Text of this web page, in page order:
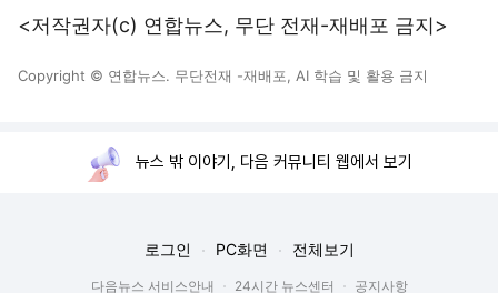
<저작권자(c) 연합뉴스, 무단 전재-재배포 금지>
Copyright © 연합뉴스. 무단전재 -재배포, AI 학습 및 활용 금지
뉴스 밖 이야기, 다음 커뮤니티 웹에서 보기
로그인 PC화면 전체보기
다음뉴스 서비스안내 24시간 뉴스센터 공지사항